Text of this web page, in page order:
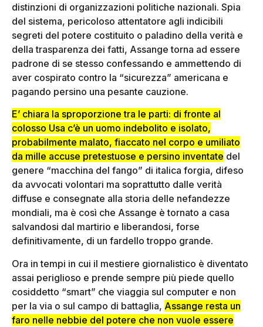
distinzioni di organizzazioni politiche nazionali. Spia
del sistema, pericoloso attentatore agli indicibili
segreti del potere costituito o paladino della verità e
della trasparenza dei fatti, Assange torna ad essere
padrone di se stesso confessando e ammettendo di
aver cospirato contro la “sicurezza” americana e
pagando persino una pesante cauzione.
E’ chiara la sproporzione tra le parti: di fronte al
colosso Usa c’è un uomo indebolito e isolato,
probabilmente malato, fiaccato nel corpo e umiliato
da mille accuse pretestuose e persino inventate del
genere “macchina del fango” di italica forgia, difeso
da avvocati volontari ma soprattutto dalle verità
diffuse e consegnate alla storia delle nefandezze
mondiali, ma è così che Assange è tornato a casa
salvandosi dal martirio e liberandosi, forse
definitivamente, di un fardello troppo grande.
Ora in tempi in cui il mestiere giornalistico è diventato
assai periglioso e prende sempre più piede quello
cosiddetto “smart” che viaggia sul computer e non
per la via o sul campo di battaglia, Assange resta un
faro nelle nebbie del potere che non vuole essere